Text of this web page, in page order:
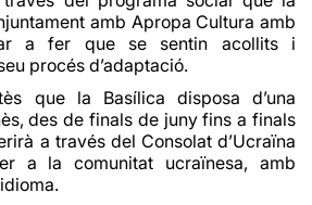
amb Apropa Cultura amb
a fer que se sentin acollits i
procés d’adaptació.
que la Basílica disposa d’una
des de finals de juny fins a finals
a través del Consolat d’Ucraïna
a la comunitat ucraïnesa, amb